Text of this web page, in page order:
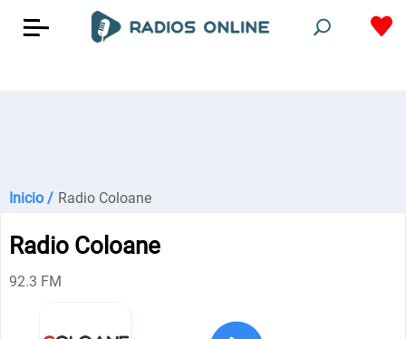
Inicio / Radio Coloane
Radio Coloane
92.3 FM